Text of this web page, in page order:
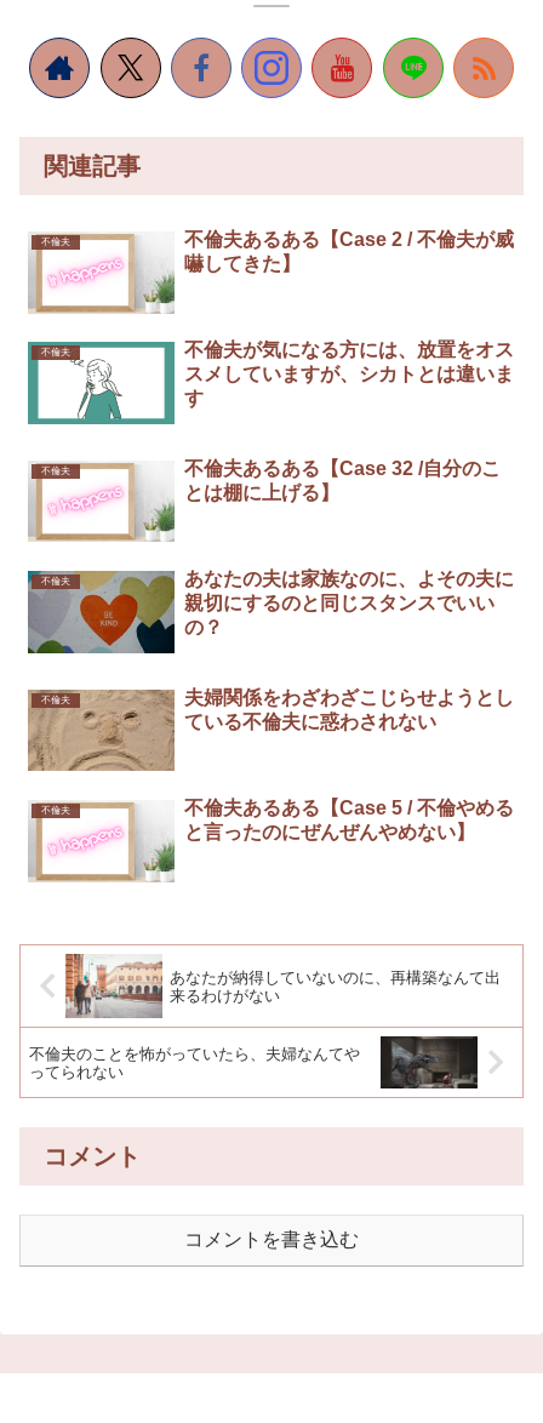
関連記事
不倫夫
不倫夫あるある【Case 2 / 不倫夫が威
嚇してきた】
不倫夫
不倫夫が気になる方には、放置をオス
スメしていますが、シカトとは違いま
す
不倫夫
不倫夫あるある【Case 32 /自分のこ
とは棚に上げる】
不倫夫
あなたの夫は家族なのに、よその夫に
親切にするのと同じスタンスでいい
の？
不倫夫
夫婦関係をわざわざこじらせようとし
ている不倫夫に惑わされない
不倫夫
不倫夫あるある【Case 5 / 不倫やめる
と言ったのにぜんぜんやめない】￼
あなたが納得していないのに、再構築なんて出
来るわけがない￼
不倫夫のことを怖がっていたら、夫婦なんてや
ってられない
コメント
コメントを書き込む